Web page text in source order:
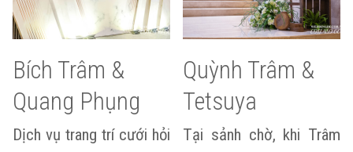
Bích Trâm &
Quang Phụng
Dịch vụ trang trí cưới hỏi
Quỳnh Trâm &
Tetsuya
Tại sảnh chờ, khi Trâm